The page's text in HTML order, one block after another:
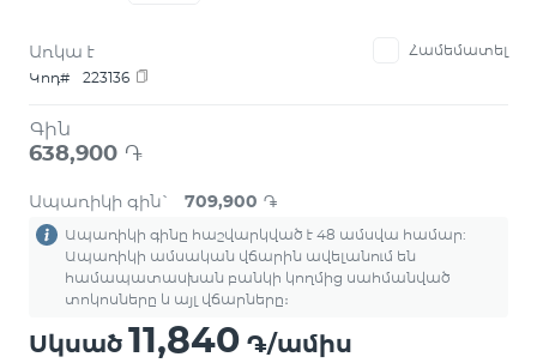
Առկա է
Համեմատել
Կոդ#
223136
Գին
638,900 ֏
Ապառիկի գին` 709,900 ֏
Ապառիկի գինը հաշվարկված է 48 ամսվա համար:
Ապառիկի ամսական վճարին ավելանում են
համապատասխան բանկի կողմից սահմանված
տոկոսները և այլ վճարները։
Սկսած 11,840 ֏/ամիս